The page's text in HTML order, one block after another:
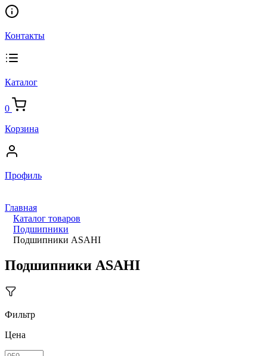
Контакты
Каталог
0
Корзина
Профиль
Главная
Каталог товаров
Подшипники
Подшипники ASAHI
Подшипники ASAHI
Фильтр
Цена